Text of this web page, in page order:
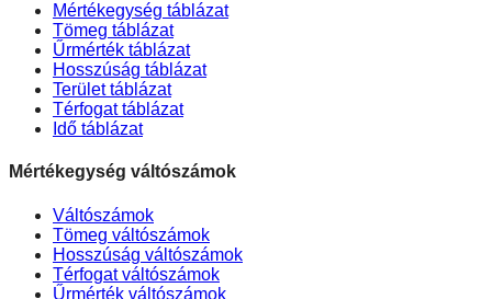
Mértékegység táblázat
Tömeg táblázat
Űrmérték táblázat
Hosszúság táblázat
Terület táblázat
Térfogat táblázat
Idő táblázat
Mértékegység váltószámok
Váltószámok
Tömeg váltószámok
Hosszúság váltószámok
Térfogat váltószámok
Űrmérték váltószámok